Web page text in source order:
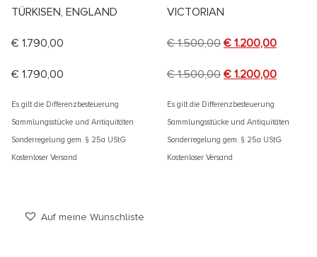
TÜRKISEN, ENGLAND
€ 1.790,00
€ 1.790,00
Es gilt die Differenzbesteuerung
Sammlungsstücke und Antiquitäten
Sonderregelung gem. § 25a UStG
Kostenloser Versand
VICTORIAN
€1.500,00 € 1.200,00
€1.500,00 € 1.200,00
Es gilt die Differenzbesteuerung
Sammlungsstücke und Antiquitäten
Sonderregelung gem. § 25a UStG
Kostenloser Versand
Auf meine Wunschliste